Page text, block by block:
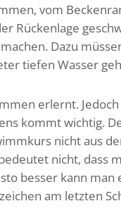
vom
Rückenlage
Dazu
tiefen Wasser
erlernt.
kommt wichtig.
nicht aus
nicht, dass
besser kann man
am letzten